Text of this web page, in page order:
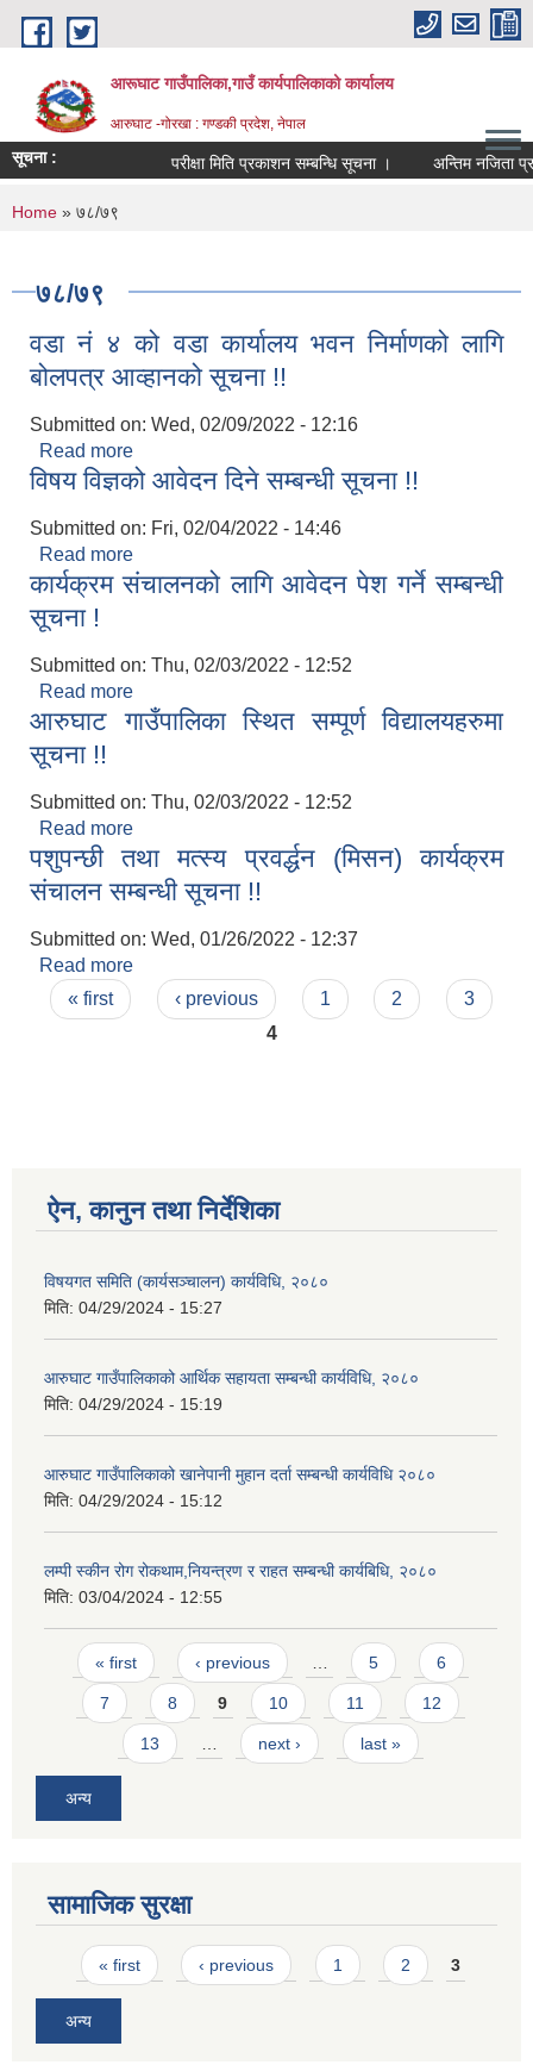
Skip to main content
आरूघाट गाउँपालिका,गाउँ कार्यपालिकाको कार्यालय
आरुघाट -गोरखा : गण्डकी प्रदेश, नेपाल
सूचना : परीक्षा मिति प्रकाशन सम्बन्धि सूचना । अन्तिम नजिता
You are here
Home » ७८/७९
७८/७९
वडा नं ४ को वडा कार्यालय भवन निर्माणको लागि
बोलपत्र आव्हानको सूचना !!
Submitted on: Wed, 02/09/2022 - 12:16
Read more
बोलपत्र आव्हानको सूचना !!
विषय विज्ञको आवेदन दिने सम्बन्धी सूचना !!
Submitted on: Fri, 02/04/2022 - 14:46
Read more
कार्यक्रम संचालनको लागि आवेदन पेश गर्ने सम्बन्धी
सूचना !
Submitted on: Thu, 02/03/2022 - 12:52
Read more
सूचना !
आरुघाट गाउँपालिका स्थित सम्पूर्ण विद्यालयहरुमा
सूचना !!
Submitted on: Thu, 02/03/2022 - 12:52
Read more
सूचना !!
पशुपन्छी तथा मत्स्य प्रवर्द्धन (मिसन) कार्यक्रम
संचालन सम्बन्धी सूचना !!
Submitted on: Wed, 01/26/2022 - 12:37
Read more
संचालन सम्बन्धी सूचना !!
Pages
« first ‹ previous 1 2
3
4
ऐन, कानुन तथा निर्देशिका
विषयगत समिति (कार्यसञ्चालन) कार्यविधि, २०८०
मिति: 04/29/2024 - 15:27
आरुघाट गाउँपालिकाको आर्थिक सहायता सम्बन्धी कार्यविधि, २०८०
मिति: 04/29/2024 - 15:19
आरुघाट गाउँपालिकाको खानेपानी मुहान दर्ता सम्बन्धी कार्यविधि २०८०
मिति: 04/29/2024 - 15:12
लम्पी स्कीन रोग रोकथाम,नियन्त्रण र राहत सम्बन्धी कार्यबिधि, २०८०
मिति: 03/04/2024 - 12:55
Pages
« first ‹ previous 5 6
7 8 9 10 11 12
13 next › last »
अन्य
सामाजिक सुरक्षा
Pages
« first ‹ previous 1 2 3
अन्य